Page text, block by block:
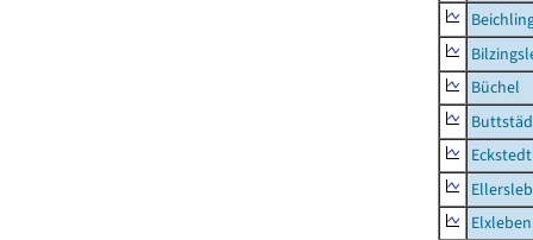
Büchel
Eckstedt
Elxleben